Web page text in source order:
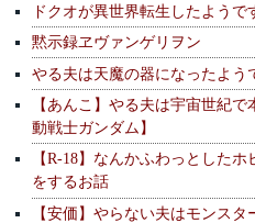
ドクオが異世界転生したようで
黙示録ヱヴァンゲリヲン
やる夫は天魔の器になったよう
【あんこ】やる夫は宇宙世紀
動戦士ガンダム】
【R-18】なんかふわっとした
をするお話
【安価】やらない夫はモンス